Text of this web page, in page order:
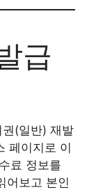
급
권(일반) 재발
페이지로 이
료 정보를
어보고 본인